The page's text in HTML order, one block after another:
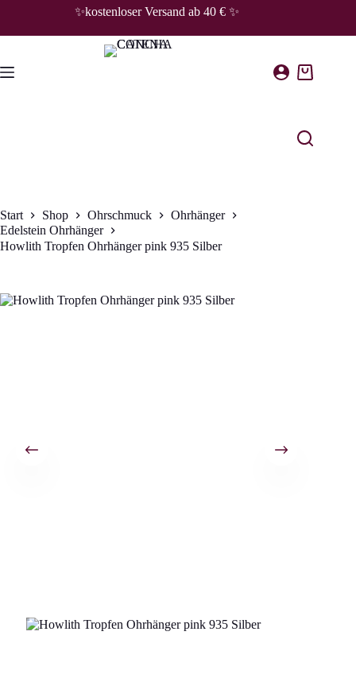
springen
✨kostenloser Versand ab 40 € ✨
Warenkorb
Start Shop Ohrschmuck
Ohrhänger
Edelstein Ohrhänger
Howlith Tropfen Ohrhänger pink 935 Silber